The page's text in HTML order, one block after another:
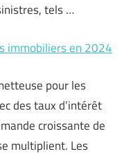
tels …
immobiliers en 2024
pour les
des taux d’intérêt
croissante de
multiplient. Les